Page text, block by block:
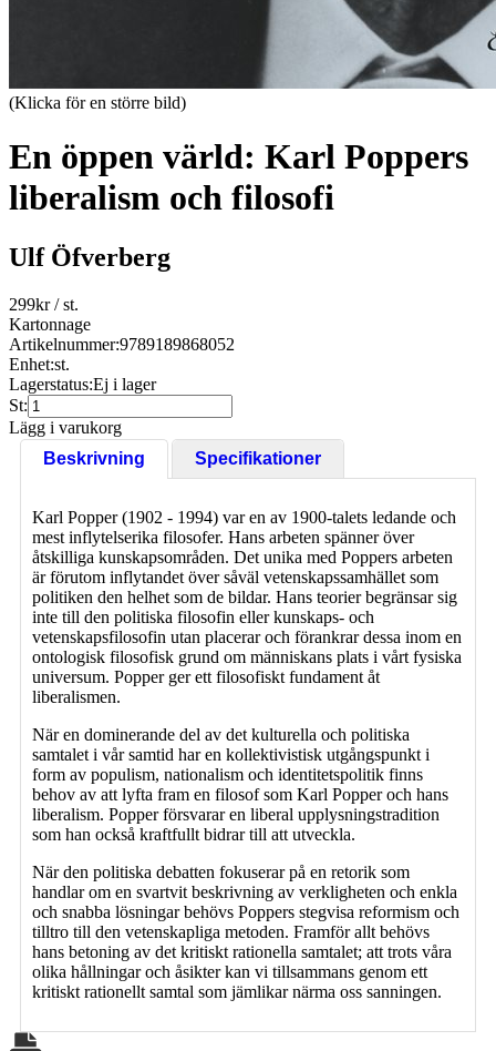
(Klicka för en större bild)
En öppen värld: Karl Poppers
liberalism och filosofi
Ulf Öfverberg
299kr/ st.
Kartonnage
Artikelnummer:9789189868052
Enhet:st.
Lagerstatus:Ej i lager
St:
Lägg i varukorg
Beskrivning
Specifikationer
Karl Popper (1902 - 1994) var en av 1900-talets ledande och
mest inflytelserika filosofer. Hans arbeten spänner över
åtskilliga kunskapsområden. Det unika med Poppers arbeten
är förutom inflytandet över såväl vetenskapssamhället som
politiken den helhet som de bildar. Hans teorier begränsar sig
inte till den politiska filosofin eller kunskaps- och
vetenskapsfilosofin utan placerar och förankrar dessa inom en
ontologisk filosofisk grund om människans plats i vårt fysiska
universum. Popper ger ett filosofiskt fundament åt
liberalismen.
När en dominerande del av det kulturella och politiska
samtalet i vår samtid har en kollektivistisk utgångspunkt i
form av populism, nationalism och identitetspolitik finns
behov av att lyfta fram en filosof som Karl Popper och hans
liberalism. Popper försvarar en liberal upplysningstradition
som han också kraftfullt bidrar till att utveckla.
När den politiska debatten fokuserar på en retorik som
handlar om en svartvit beskrivning av verkligheten och enkla
och snabba lösningar behövs Poppers stegvisa reformism och
tilltro till den vetenskapliga metoden. Framför allt behövs
hans betoning av det kritiskt rationella samtalet; att trots våra
olika hållningar och åsikter kan vi tillsammans genom ett
kritiskt rationellt samtal som jämlikar närma oss sanningen.